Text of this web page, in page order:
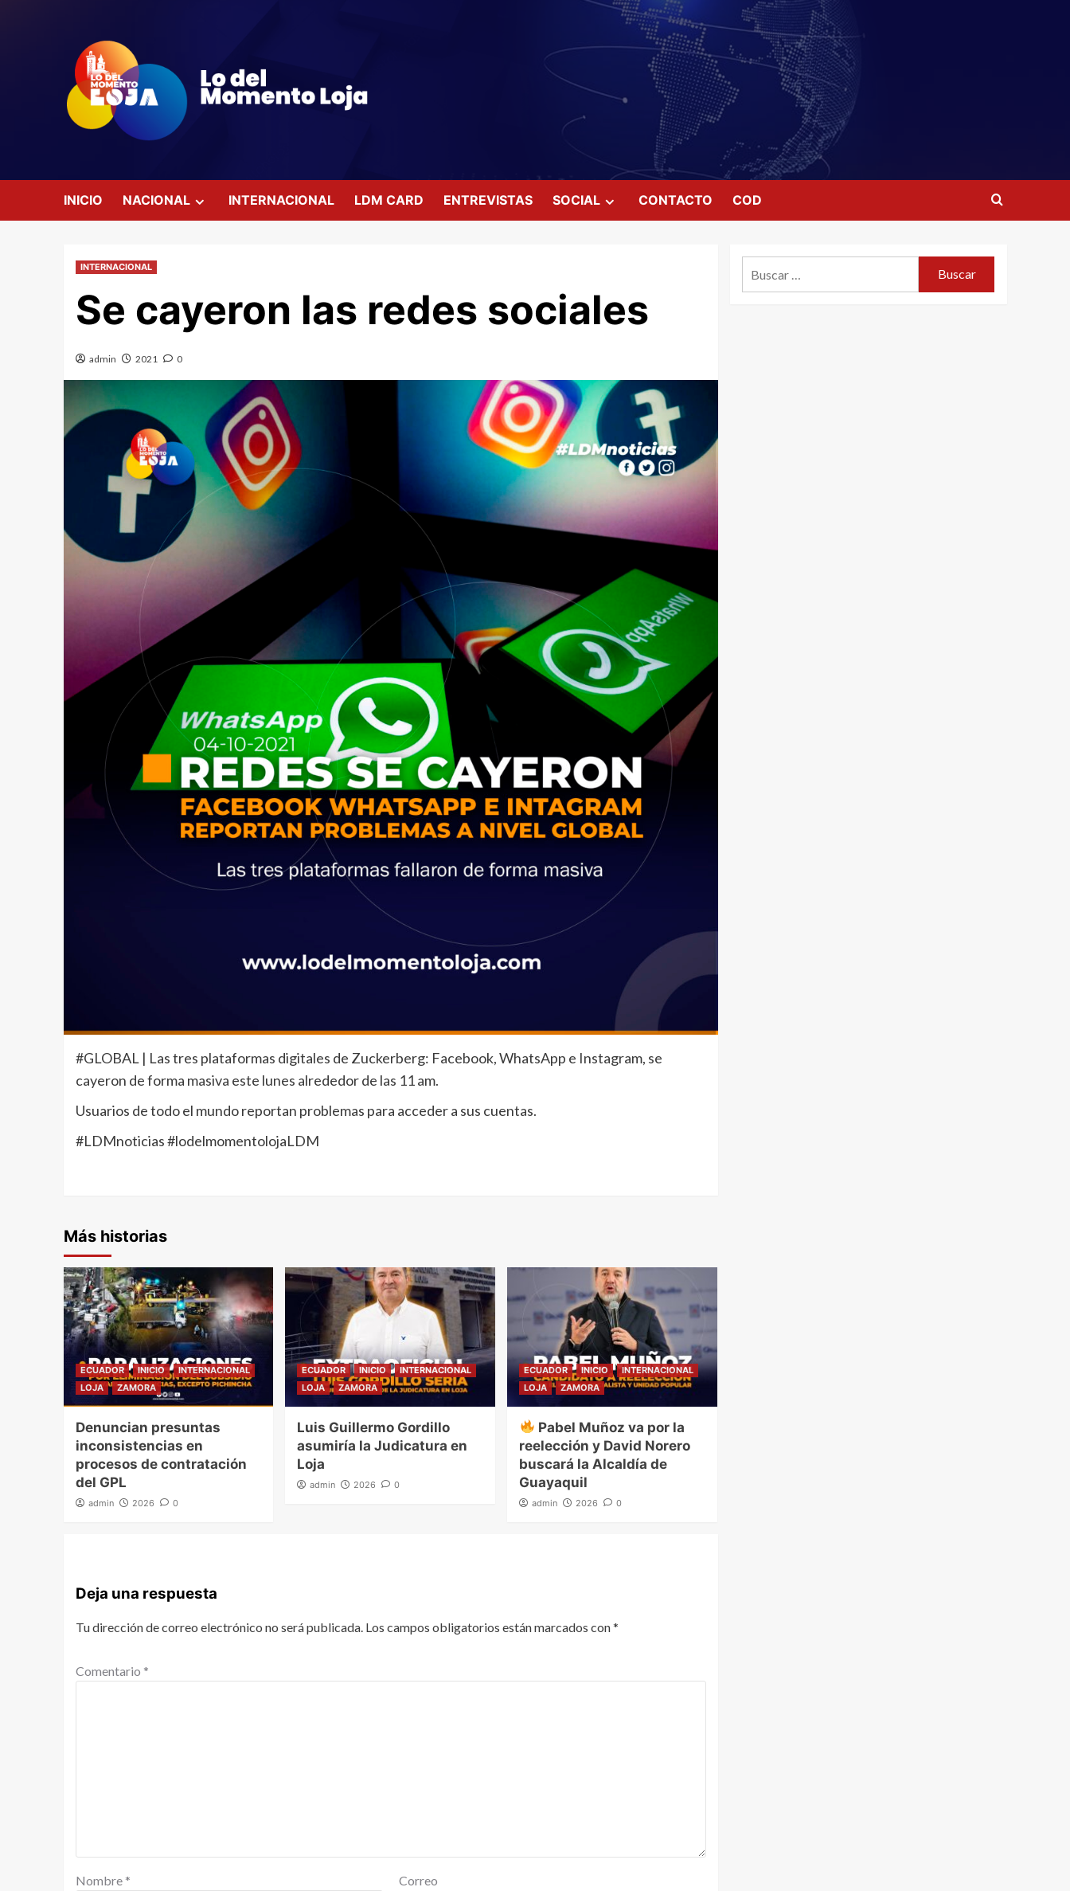
INICIO NACIONAL INTERNACIONAL LDM CARD ENTREVISTAS SOCIAL CONTACTO COD
INTERNACIONAL
Se cayeron las redes sociales
admin 2021 0
#GLOBAL | Las tres plataformas digitales de Zuckerberg: Facebook, WhatsApp e Instagram, se
cayeron de forma masiva este lunes alrededor de las 11 am.
Usuarios de todo el mundo reportan problemas para acceder a sus cuentas.
#LDMnoticias #lodelmomentolojaLDM
Más historias
ECUADOR INICIO
INTERNACIONAL
LOJA
ZAMORA
Denuncian presuntas
inconsistencias en
procesos de contratación
del GPL
admin 2026 0
ECUADOR INICIO
INTERNACIONAL
LOJA
ZAMORA
Luis Guillermo Gordillo
asumiría la Judicatura en
Loja
admin 2026 0
ECUADOR INICIO
INTERNACIONAL
LOJA
ZAMORA
Pabel Muñoz va por la
reelección y David Norero
buscará la Alcaldía de
Guayaquil
admin 2026 0
Deja una respuesta
Tu dirección de correo electrónico no será publicada. Los campos obligatorios están marcados con*
Comentario *
Nombre *
Correo